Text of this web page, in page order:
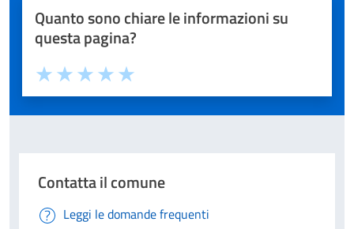
Quanto sono chiare le informazioni su
questa pagina?
Valuta 5 stelle su 5
Valuta 4 stelle su 5
Valuta 3 stelle su 5
Valuta 2 stelle su 5
Valuta 1 stelle su 5
Contatta il comune
Leggi le domande frequenti